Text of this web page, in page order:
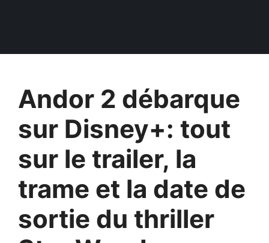
Andor 2 débarque
sur Disney+: tout
sur le trailer, la
trame et la date de
sortie du thriller